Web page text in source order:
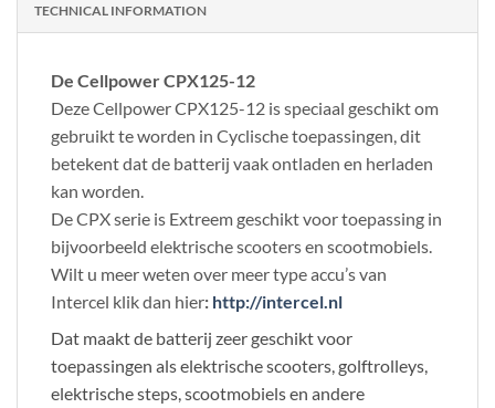
TECHNICAL INFORMATION
De Cellpower CPX125-12
Deze Cellpower CPX125-12 is speciaal geschikt om
gebruikt te worden in Cyclische toepassingen, dit
betekent dat de batterij vaak ontladen en herladen
kan worden.
De CPX serie is Extreem geschikt voor toepassing in
bijvoorbeeld elektrische scooters en scootmobiels.
Wilt u meer weten over meer type accu’s van
Intercel klik dan hier: http://intercel.nl
Dat maakt de batterij zeer geschikt voor
toepassingen als elektrische scooters, golftrolleys,
elektrische steps, scootmobiels en andere